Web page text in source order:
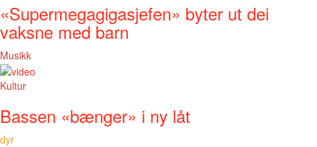
«Supermegagigasjefen» byter ut dei
vaksne med barn
Musikk
Kultur
Bassen «bænger» i ny låt
dyr